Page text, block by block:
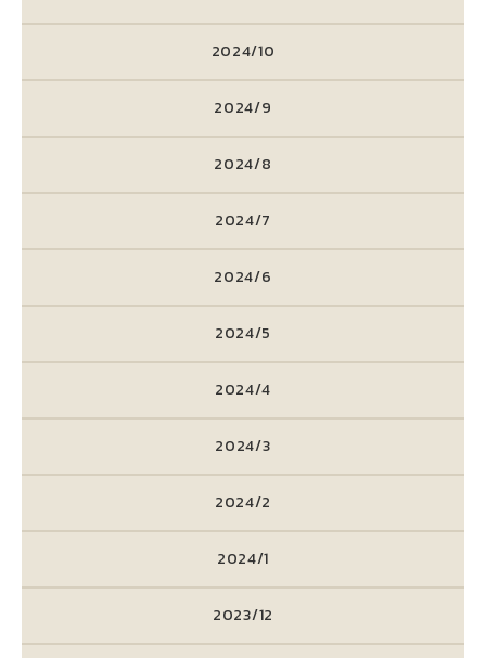
2024/10
2024/9
2024/8
2024/7
2024/6
2024/5
2024/4
2024/3
2024/2
2024/1
2023/12